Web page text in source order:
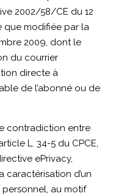
2002/58/CE du 12
que modifiée par la
2009, dont le
du courrier
directe à
de l’abonné ou de
contradiction entre
L. 34-5 du CPCE,
ePrivacy,
d’un
au motif